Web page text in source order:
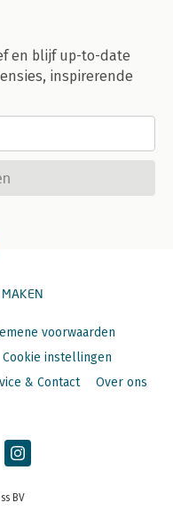
en blijf up-to-date
inspirerende
voorwaarden
Cookie instellingen
& Contact Over ons
BV